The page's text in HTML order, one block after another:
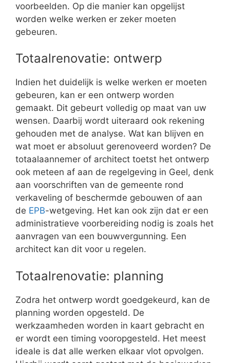
voorbeelden. Op die manier kan opgelijst
worden welke werken er zeker moeten
gebeuren.
Totaalrenovatie: ontwerp
Indien het duidelijk is welke werken er moeten
gebeuren, kan er een ontwerp worden
gemaakt. Dit gebeurt volledig op maat van uw
wensen. Daarbij wordt uiteraard ook rekening
gehouden met de analyse. Wat kan blijven en
wat moet er absoluut gerenoveerd worden? De
totaalaannemer of architect toetst het ontwerp
ook meteen af aan de regelgeving in Geel, denk
aan voorschriften van de gemeente rond
verkaveling of beschermde gebouwen of aan
de EPB-wetgeving. Het kan ook zijn dat er een
administratieve voorbereiding nodig is zoals het
aanvragen van een bouwvergunning. Een
architect kan dit voor u regelen.
Totaalrenovatie: planning
Zodra het ontwerp wordt goedgekeurd, kan de
planning worden opgesteld. De
werkzaamheden worden in kaart gebracht en
er wordt een timing vooropgesteld. Het meest
ideale is dat alle werken elkaar vlot opvolgen.